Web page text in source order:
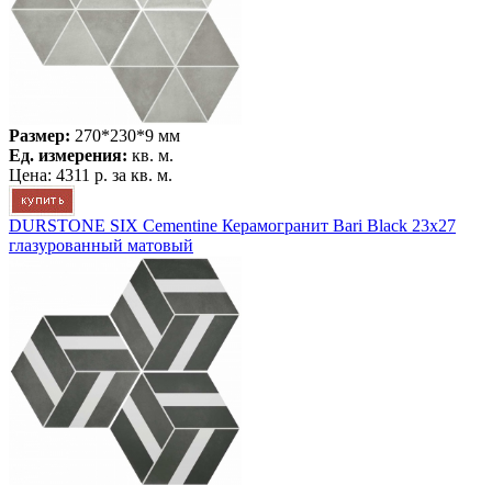
Размер: 270*230*9 мм
Ед. измерения: кв. м.
Цена: 4311 р. за кв. м.
DURSTONE SIX Cementine Керамогранит Bari Black 23x27
глазурованный матовый